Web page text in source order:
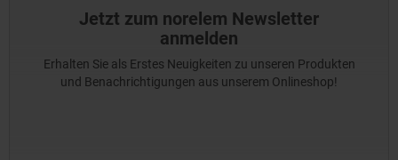
Jetzt zum norelem Newsletter
anmelden
Erhalten Sie als Erstes Neuigkeiten zu unseren Produkten
und Benachrichtigungen aus unserem Onlineshop!